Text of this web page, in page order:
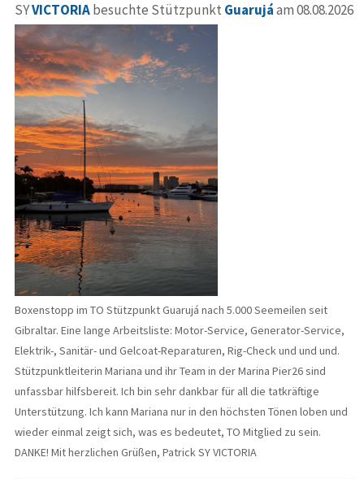
SYVICTORIAbesuchte Stützpunkt Guarujáam 08.08.2026
Boxenstopp im TO Stützpunkt Guarujá nach 5.000 Seemeilen seit
Gibraltar. Eine lange Arbeitsliste: Motor-Service, Generator-Service,
Elektrik-, Sanitär- und Gelcoat-Reparaturen, Rig-Check und und und.
Stützpunktleiterin Mariana und ihr Team in der Marina Pier26 sind
unfassbar hilfsbereit. Ich bin sehr dankbar für all die tatkräftige
Unterstützung. Ich kann Mariana nur in den höchsten Tönen loben und
wieder einmal zeigt sich, was es bedeutet, TO Mitglied zu sein.
DANKE! Mit herzlichen Grüßen, Patrick SY VICTORIA